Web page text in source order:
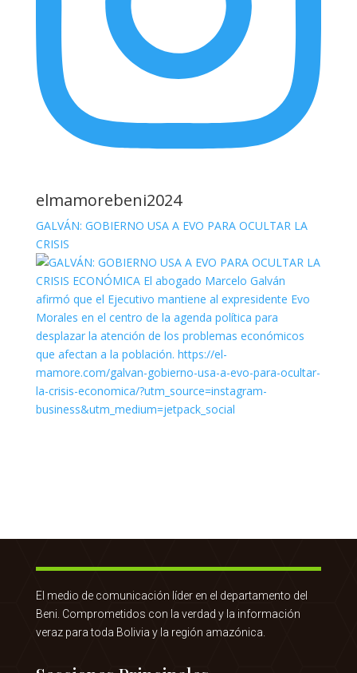
elmamorebeni2024
GALVÁN: GOBIERNO USA A EVO PARA OCULTAR LA
CRISIS
El medio de comunicación líder en el departamento del
Beni. Comprometidos con la verdad y la información
veraz para toda Bolivia y la región amazónica.